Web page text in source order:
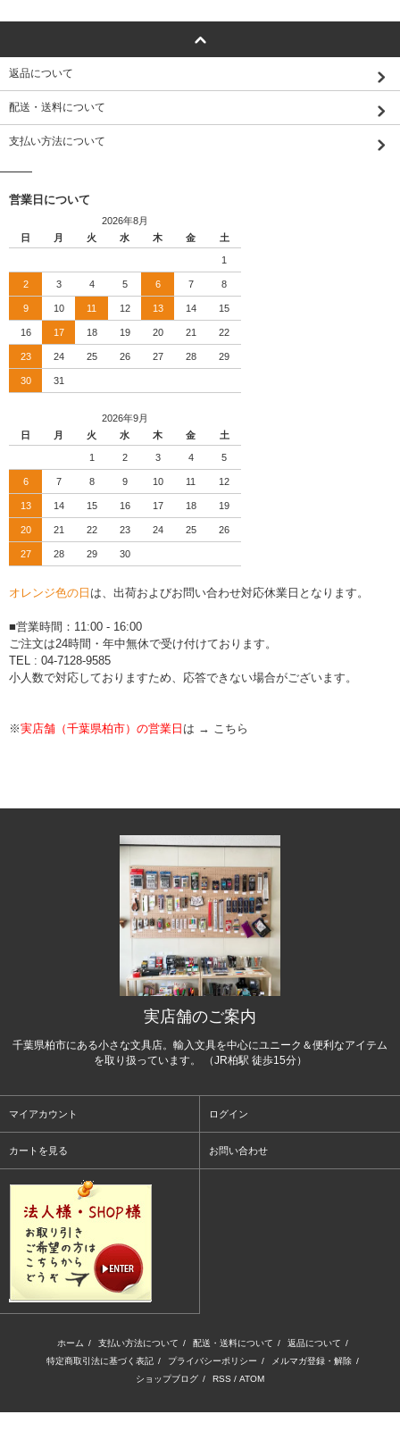
返品について
配送・送料について
支払い方法について
営業日について
2026年8月
日
月 火 水 木 金 土
1
2 3 4 5 6 7 8
9 10 11 12 13 14 15
16 17 18 19 20 21 22
23 24 25 26 27 28 29
30 31
2026年9月
日
月 火 水 木 金 土
1 2 3 4 5
6 7 8 9 10 11 12
13 14 15 16 17 18 19
20 21 22 23 24 25 26
27 28 29 30
オレンジ色の日 は、出荷およびお問い合わせ対応休業日となります。
■営業時間：11:00 - 16:00
ご注文は24時間・年中無休で受け付けております。
TEL : 04-7128-9585
小人数で対応しておりますため、応答できない場合がございます。
※実店舗（千葉県柏市）の営業日 は → こちら
実店舗のご案内
千葉県柏市にある小さな文具店。輸入文具を中心にユニーク＆便利なアイテム
を取り扱っています。 （JR柏駅 徒歩15分）
マイアカウント ログイン
カートを見る お問い合わせ
ホーム / 支払い方法について / 配送・送料について / 返品について /
特定商取引法に基づく表記 / プライバシーポリシー / メルマガ登録・解除 /
ショップブログ / RSS / ATOM